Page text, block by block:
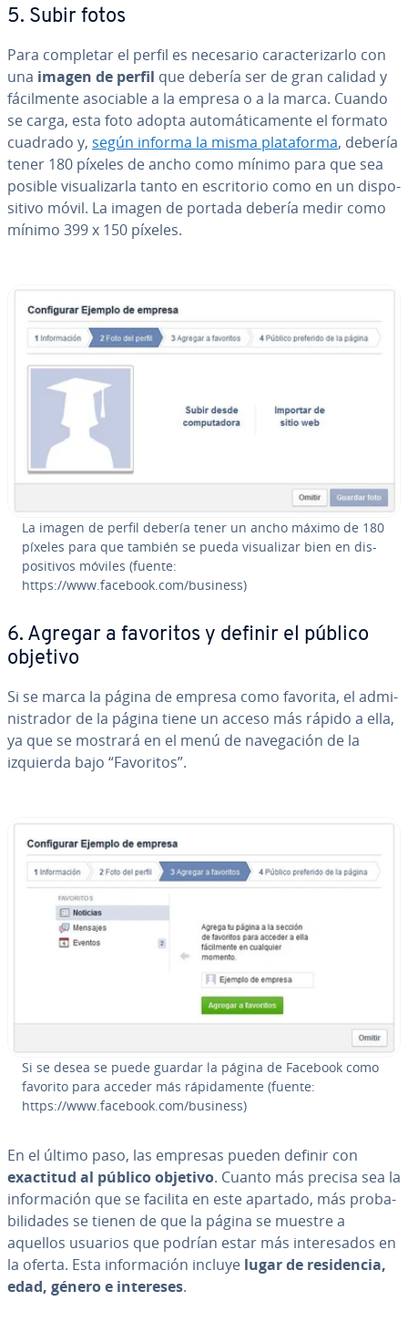
5. Subir fotos
Para completar el perfil es necesario ca­ra­c­te­ri­zar­lo con
una imagen de perfil que debería ser de gran calidad y
fá­ci­l­me­n­te asociable a la empresa o a la marca. Cuando
se carga, esta foto adopta au­to­má­ti­ca­me­n­te el formato
cuadrado y, según informa la misma pla­ta­fo­r­ma, debería
tener 180 píxeles de ancho como mínimo para que sea
posible vi­sua­li­zar­la tanto en es­cri­to­rio como en un di­s­po­
si­ti­vo móvil. La imagen de portada debería medir como
mínimo 399 x 150 píxeles.
La imagen de perfil debería tener un ancho máximo de 180
píxeles para que también se pueda vi­sua­li­zar bien en di­s­
po­si­ti­vos móviles (fuente:
https://www.facebook.com/business)
6. Agregar a favoritos y definir el público
objetivo
Si se marca la página de empresa como favorita, el ad­mi­
ni­s­tra­dor de la página tiene un acceso más rápido a ella,
ya que se mostrará en el menú de na­ve­ga­ción de la
izquierda bajo “Favoritos”.
Si se desea se puede guardar la página de Facebook como
favorito para acceder más rá­pi­da­me­n­te (fuente:
https://www.facebook.com/business)
En el último paso, las empresas pueden definir con
exactitud al público objetivo. Cuanto más precisa sea la
in­fo­r­ma­ción que se facilita en este apartado, más pro­ba­
bi­li­da­des se tienen de que la página se muestre a
aquellos usuarios que podrían estar más in­te­re­sa­dos en
la oferta. Esta in­fo­r­ma­ción incluye lugar de re­si­de­n­cia,
edad, género e intereses.